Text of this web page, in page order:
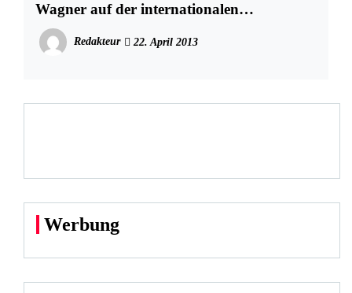
Wagner auf der internationalen
gartenschau hamburg
Redakteur 22. April 2013
Werbung